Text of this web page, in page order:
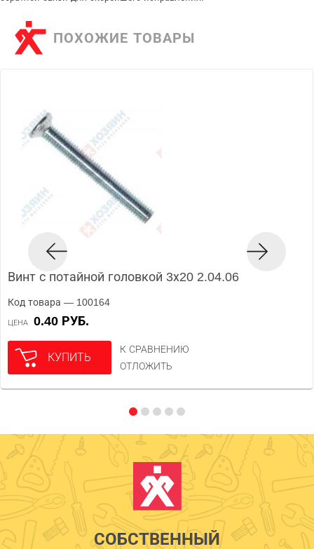
ПОХОЖИЕ ТОВАРЫ
Винт с потайной головкой 3х20 2.04.06
Код товара — 100164
ЦЕНА 0.40 РУБ.
КУПИТЬ
К СРАВНЕНИЮ
ОТЛОЖИТЬ
СОБСТВЕННЫЙ